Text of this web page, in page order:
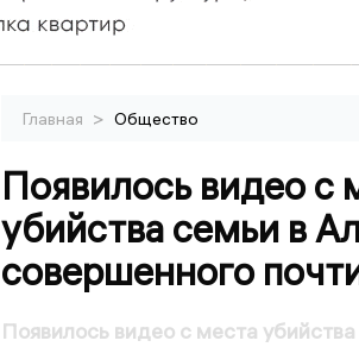
Главная > Общество
Появилось видео с
убийства семьи в
совершенного
Появилось видео с места